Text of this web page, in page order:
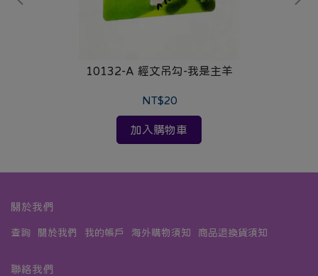
10132-A 經文吊勾-我是主羊
NT$20
加入購物車
關於我們
查詢 關於我們 我的帳戶 海外購物須知 商品退換貨須知
聯絡我們